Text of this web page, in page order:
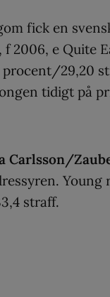
fick en
f 2006, e Quite
procent/29,20
tidigt på
Carlsson/
Young
straff.